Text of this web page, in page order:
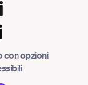
con opzioni